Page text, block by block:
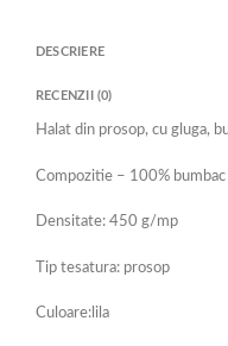
DESCRIERE
RECENZII (0)
Halat din prosop, cu gluga,
Compozitie – 100% bumbac
Densitate: 450 g/mp
Tip tesatura: prosop
Culoare:lila